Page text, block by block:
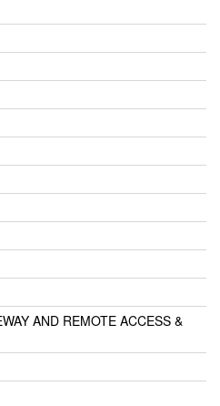
AND REMOTE ACCESS &